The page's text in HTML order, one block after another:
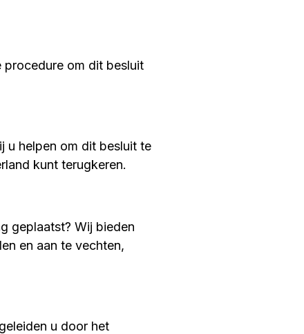
procedure om dit besluit
u helpen om dit besluit te
kunt terugkeren.
geplaatst? Wij bieden
en aan te vechten,
u door het